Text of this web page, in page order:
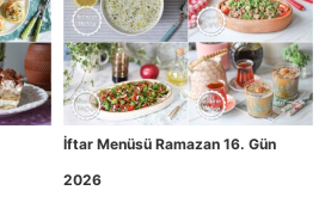
İftar Menüsü Ramazan 16. Gün
2026